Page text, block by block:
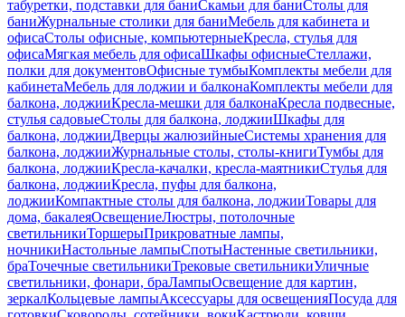
табуретки, подставки для баниСкамьи для баниСтолы для
баниЖурнальные столики для баниМебель для кабинета и
офисаСтолы офисные, компьютерныеКресла, стулья для
офисаМягкая мебель для офисаШкафы офисныеСтеллажи,
полки для документовОфисные тумбыКомплекты мебели для
кабинетаМебель для лоджии и балконаКомплекты мебели для
балкона, лоджииКресла-мешки для балконаКресла подвесные,
стулья садовыеСтолы для балкона, лоджииШкафы для
балкона, лоджииДверцы жалюзийныеСистемы хранения для
балкона, лоджииЖурнальные столы, столы-книгиТумбы для
балкона, лоджииКресла-качалки, кресла-маятникиСтулья для
балкона, лоджииКресла, пуфы для балкона,
лоджииКомпактные столы для балкона, лоджииТовары для
дома, бакалеяОсвещениеЛюстры, потолочные
светильникиТоршерыПрикроватные лампы,
ночникиНастольные лампыСпотыНастенные светильники,
браТочечные светильникиТрековые светильникиУличные
светильники, фонари, браЛампыОсвещение для картин,
зеркалКольцевые лампыАксессуары для освещенияПосуда для